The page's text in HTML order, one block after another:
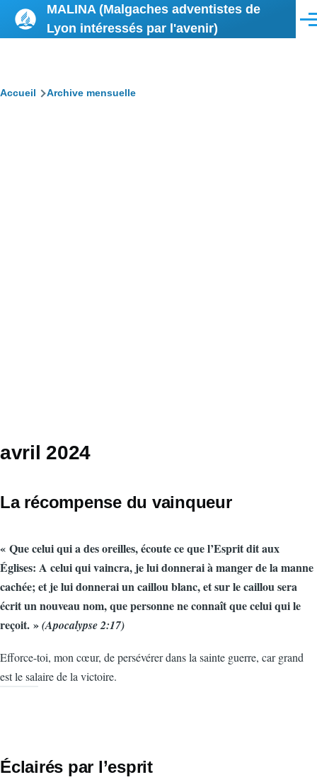
Aller au contenu principal
MALINA (Malgaches adventistes de
Lyon intéressés par l'avenir)
Fil
Accueil Archive mensuelle
avril 2024
La récompense du vainqueur
« Que celui qui a des oreilles, écoute ce que l’Esprit dit aux
Églises: A celui qui vaincra, je lui donnerai à manger de la manne
cachée; et je lui donnerai un caillou blanc, et sur le caillou sera
écrit un nouveau nom, que personne ne connaît que celui qui le
reçoit. »(Apocalypse 2:17)
Efforce-toi, mon cœur, de persévérer dans la sainte guerre, car grand
est le salaire de la victoire.
Éclairés par l’esprit